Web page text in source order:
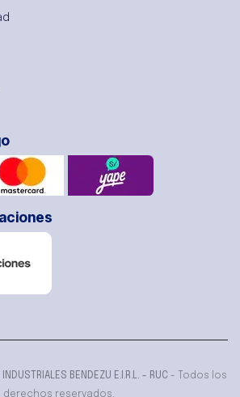
BENDEZU E.I.R.L. - RUC - Todos los
derechos reservados.